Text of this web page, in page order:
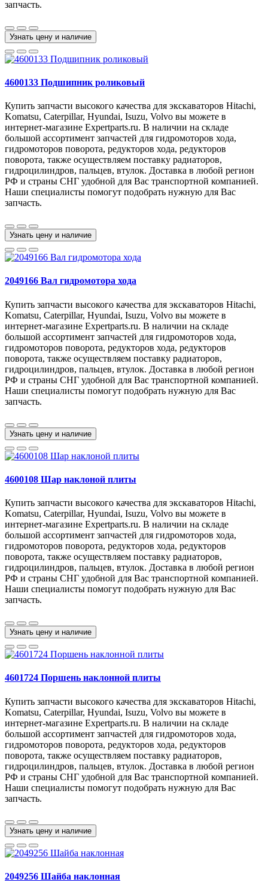
запчасть.
Узнать цену и наличие
4600133 Подшипник роликовый
Купить запчасти высокого качества для экскаваторов Hitachi,
Komatsu, Caterpillar, Hyundai, Isuzu, Volvo вы можете в
интернет-магазине Expertparts.ru. В наличии на складе
большой ассортимент запчастей для гидромоторов хода,
гидромоторов поворота, редукторов хода, редукторов
поворота, также осуществляем поставку радиаторов,
гидроцилиндров, пальцев, втулок. Доставка в любой регион
РФ и страны СНГ удобной для Вас транспортной компанией.
Наши специалисты помогут подобрать нужную для Вас
запчасть.
Узнать цену и наличие
2049166 Вал гидромотора хода
Купить запчасти высокого качества для экскаваторов Hitachi,
Komatsu, Caterpillar, Hyundai, Isuzu, Volvo вы можете в
интернет-магазине Expertparts.ru. В наличии на складе
большой ассортимент запчастей для гидромоторов хода,
гидромоторов поворота, редукторов хода, редукторов
поворота, также осуществляем поставку радиаторов,
гидроцилиндров, пальцев, втулок. Доставка в любой регион
РФ и страны СНГ удобной для Вас транспортной компанией.
Наши специалисты помогут подобрать нужную для Вас
запчасть.
Узнать цену и наличие
4600108 Шар наклоной плиты
Купить запчасти высокого качества для экскаваторов Hitachi,
Komatsu, Caterpillar, Hyundai, Isuzu, Volvo вы можете в
интернет-магазине Expertparts.ru. В наличии на складе
большой ассортимент запчастей для гидромоторов хода,
гидромоторов поворота, редукторов хода, редукторов
поворота, также осуществляем поставку радиаторов,
гидроцилиндров, пальцев, втулок. Доставка в любой регион
РФ и страны СНГ удобной для Вас транспортной компанией.
Наши специалисты помогут подобрать нужную для Вас
запчасть.
Узнать цену и наличие
4601724 Поршень наклонной плиты
Купить запчасти высокого качества для экскаваторов Hitachi,
Komatsu, Caterpillar, Hyundai, Isuzu, Volvo вы можете в
интернет-магазине Expertparts.ru. В наличии на складе
большой ассортимент запчастей для гидромоторов хода,
гидромоторов поворота, редукторов хода, редукторов
поворота, также осуществляем поставку радиаторов,
гидроцилиндров, пальцев, втулок. Доставка в любой регион
РФ и страны СНГ удобной для Вас транспортной компанией.
Наши специалисты помогут подобрать нужную для Вас
запчасть.
Узнать цену и наличие
2049256 Шайба наклонная